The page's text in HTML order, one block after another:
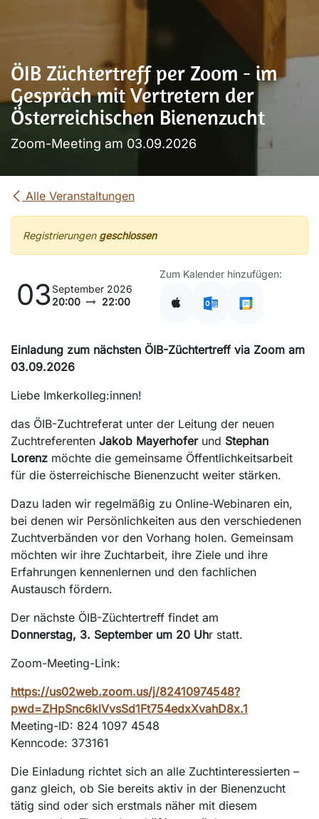
ÖIB Züchtertreff per Zoom - im
Gespräch mit Vertretern der
Österreichischen Bienenzucht
Zoom-Meeting am 03.09.2026
Alle Veranstaltungen
Registrierungen geschlossen
03September 2026
20:00
22:00
Zum Kalender hinzufügen:
Einladung zum nächsten ÖIB-Züchtertreff via Zoom am
03.09.2026​
Liebe Imkerkolleg:innen!
das ÖIB-Zuchtreferat unter der Leitung der neuen
Zuchtreferenten Jakob Mayerhoferund Stephan
Lorenz möchte die gemeinsame Öffentlichkeitsarbeit
für die österreichische Bienenzucht weiter stärken.
Dazu laden wir regelmäßig zu Online-Webinaren ein,
bei denen wir Persönlichkeiten aus den verschiedenen
Zuchtverbänden vor den Vorhang holen. Gemeinsam
möchten wir ihre Zuchtarbeit, ihre Ziele und ihre
Erfahrungen kennenlernen und den fachlichen
Austausch fördern.
Der nächste ÖIB-Züchtertreff findet am
Donnerstag, 3. September um 20 Uhr statt.
Zoom-Meeting-Link:
https://us02web.zoom.us/j/82410974548?
pwd=ZHpSnc6klVvsSd1Ft754edxXvahD8x.1
Meeting-ID: 824 1097 4548
Kenncode: 373161
Die Einladung richtet sich an alle Zuchtinteressierten –
ganz gleich, ob Sie bereits aktiv in der Bienenzucht
tätig sind oder sich erstmals näher mit diesem